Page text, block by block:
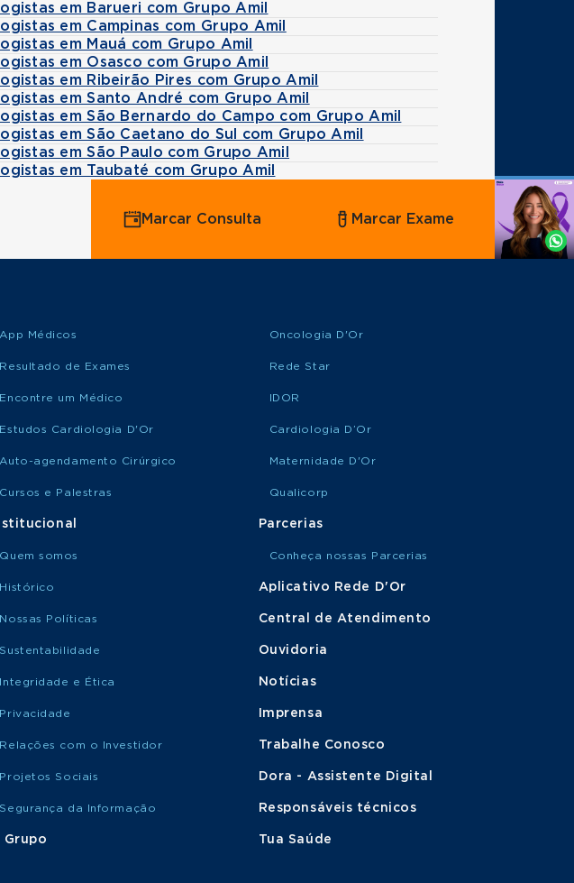
em Barueri com Grupo Amil
em Campinas com Grupo Amil
em Mauá com Grupo Amil
em Osasco com Grupo Amil
em Ribeirão Pires com Grupo Amil
em Santo André com Grupo Amil
em São Bernardo do Campo com Grupo Amil
em São Caetano do Sul com Grupo Amil
em São Paulo com Grupo Amil
em Taubaté com Grupo Amil
Agende
Whatsapp
Marcar Consulta Marcar Exame
App Médicos
Resultado de Exames
Encontre um Médico
Estudos Cardiologia D'Or
Auto-agendamento Cirúrgico
Cursos e Palestras
Quem somos
Histórico
Nossas Políticas
Sustentabilidade
Integridade e Ética
Privacidade
Relações com o Investidor
Projetos Sociais
Segurança da Informação
Grupo
Oncologia D'Or
Rede Star
IDOR
Cardiologia D’Or
Maternidade D'Or
Qualicorp
Parcerias
Conheça nossas Parcerias
Aplicativo Rede D'Or
Central de Atendimento
Ouvidoria
Notícias
Imprensa
Trabalhe Conosco
Dora - Assistente Digital
Responsáveis técnicos
Tua Saúde